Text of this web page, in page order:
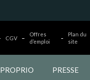
CGV
Offres
d’emploi
Plan du
site
PROPRIO PRESSE